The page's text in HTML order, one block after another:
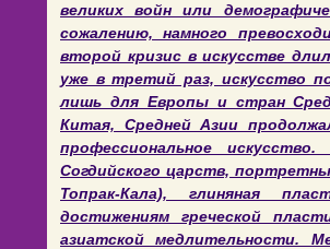
великих войн или
сожалению, намного
второй кризис в искусстве
уже в третий раз, искусство
лишь для Европы и стран
Китая, Средней Азии
профессиональное
Согдийского царств,
Топрак-Кала), глиняная
достижениям греческой
азиатской медлительности.